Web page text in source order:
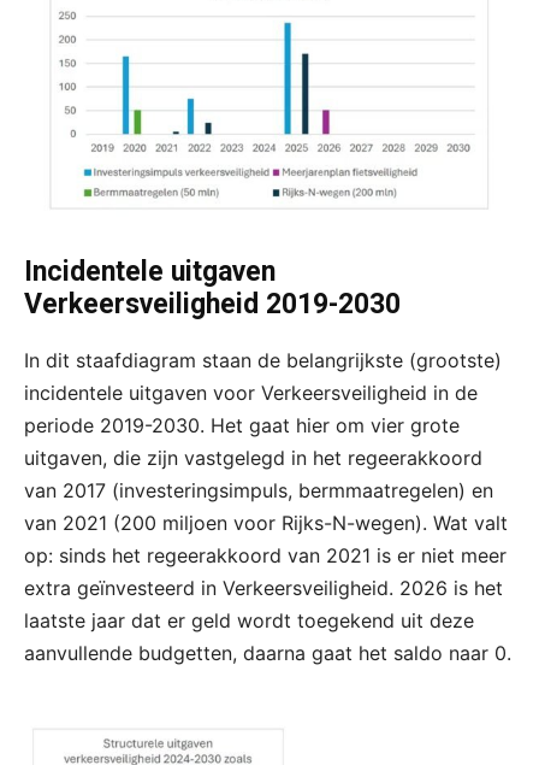
Incidentele uitgaven
Verkeersveiligheid 2019-2030
In dit staafdiagram staan de belangrijkste (grootste)
incidentele uitgaven voor Verkeersveiligheid in de
periode 2019-2030. Het gaat hier om vier grote
uitgaven, die zijn vastgelegd in het regeerakkoord
van 2017 (investeringsimpuls, bermmaatregelen) en
van 2021 (200 miljoen voor Rijks-N-wegen). Wat valt
op: sinds het regeerakkoord van 2021 is er niet meer
extra geïnvesteerd in Verkeersveiligheid. 2026 is het
laatste jaar dat er geld wordt toegekend uit deze
aanvullende budgetten, daarna gaat het saldo naar 0.